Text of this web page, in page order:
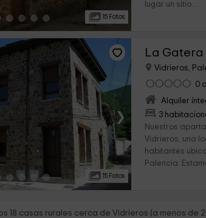
15 Fotos
lugar un sitio...
›
15 Fotos
La Gatera
Vidrieros,
0
Alquiler
3
Nuestros
Vidrieros, una
habitantes
Palencia.
18 casas rurales cerca de Vidrieros (a menos de